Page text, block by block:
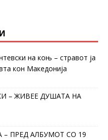
на коњ – стравот ја
кон Македонија
– ЖИВЕЕ ДУШАТА НА
– ПРЕД АЛБУМОТ СО 19